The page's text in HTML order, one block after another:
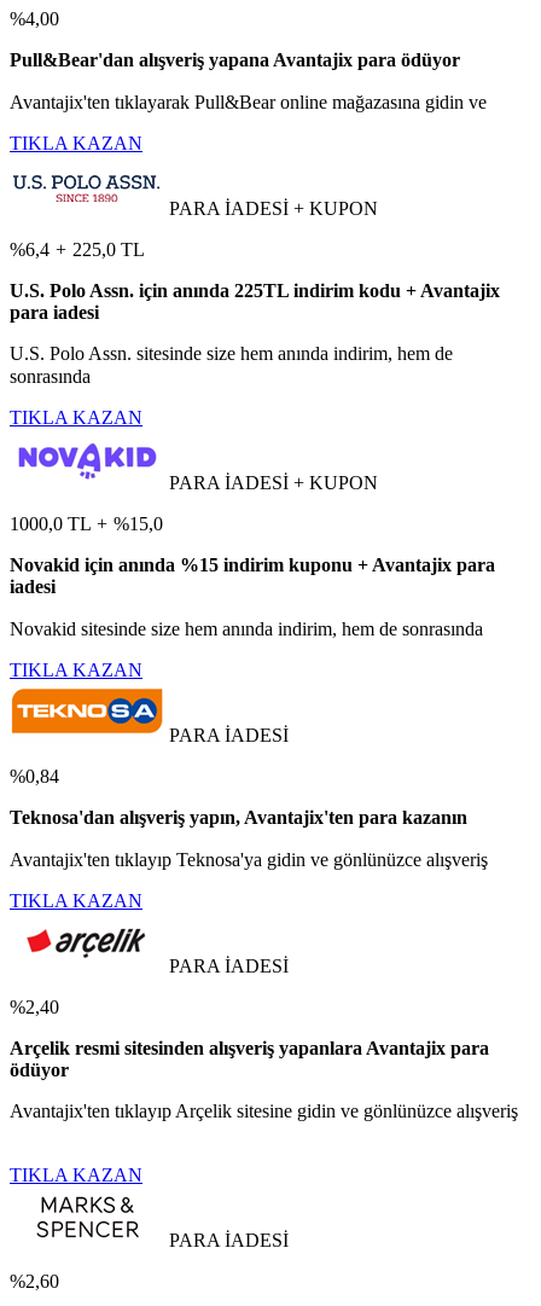
%4,00
Pull&Bear'dan alışveriş yapana Avantajix para ödüyor
Avantajix'ten tıklayarak Pull&Bear online mağazasına gidin ve
TIKLA KAZAN
PARA İADESİ + KUPON
%6,4 + 225,0 TL
U.S. Polo Assn. için anında 225TL indirim kodu + Avantajix
para iadesi
U.S. Polo Assn. sitesinde size hem anında indirim, hem de
sonrasında
TIKLA KAZAN
PARA İADESİ + KUPON
1000,0 TL + %15,0
Novakid için anında %15 indirim kuponu + Avantajix para
iadesi
Novakid sitesinde size hem anında indirim, hem de sonrasında
TIKLA KAZAN
PARA İADESİ
%0,84
Teknosa'dan alışveriş yapın, Avantajix'ten para kazanın
Avantajix'ten tıklayıp Teknosa'ya gidin ve gönlünüzce alışveriş
TIKLA KAZAN
PARA İADESİ
%2,40
Arçelik resmi sitesinden alışveriş yapanlara Avantajix para
ödüyor
Avantajix'ten tıklayıp Arçelik sitesine gidin ve gönlünüzce alışveriş
TIKLA KAZAN
PARA İADESİ
%2,60